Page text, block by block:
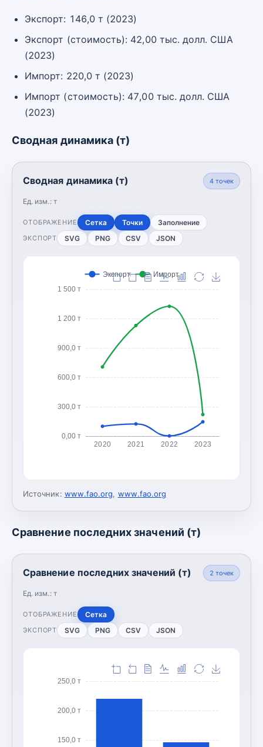
Экспорт: 146,0 т (2023)
Экспорт (стоимость): 42,00 тыс. долл. США
(2023)
Импорт: 220,0 т (2023)
Импорт (стоимость): 47,00 тыс. долл. США
(2023)
Сводная динамика (т)
Сводная динамика (т)
Ед. изм.: т
4точек
ОТОБРАЖЕНИЕ Сетка Точки Заполнение
ЭКСПОРТ SVG PNG CSV JSON
0,00 т
300,0 т
600,0 т
900,0 т
1 200 т
1 500 т
2020 2021 2022 2023
Экспорт Импорт
Источник: www.fao.org, www.fao.org
Сравнение последних значений (т)
Сравнение последних значений (т)
Ед. изм.: т
2 точек
ОТОБРАЖЕНИЕ Сетка
ЭКСПОРТ SVG PNG CSV JSON
150,0 т
200,0 т
250,0 т